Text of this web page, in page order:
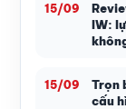
15/09
IW:
15/09
Trọn
cấu